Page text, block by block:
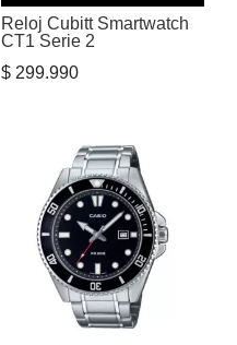
Reloj Cubitt Smartwatch
CT1 Serie 2
$299.990